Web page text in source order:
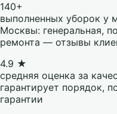
140+
выполненных уборок у
Москвы: генеральная,
ремонта — отзывы
4.9 ★
средняя оценка за
гарантирует порядок,
гарантии